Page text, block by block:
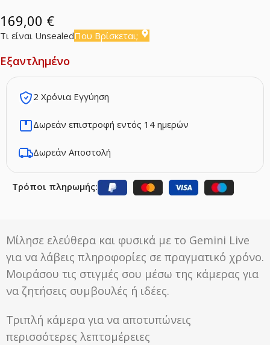
169,00 €
Τι είναι UnsealedΠου Βρίσκεται;
Τρόποι πληρωμής:
2 Χρόνια Εγγύηση
Δωρεάν επιστροφή εντός 14 ημερών
Δωρεάν Αποστολή
Εξαντλημένο
Μίλησε ελεύθερα και φυσικά με το Gemini Live
για να λάβεις πληροφορίες σε πραγματικό χρόνο.
Μοιράσου τις στιγμές σου μέσω της κάμερας για
να ζητήσεις συμβουλές ή ιδέες.
Τριπλή κάμερα για να αποτυπώνεις
περισσότερες λεπτομέρειες